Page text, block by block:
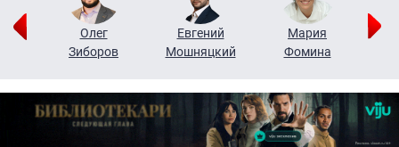
Олег
Зиборов
Евгений
Мошняцкий
Мария
Фомина